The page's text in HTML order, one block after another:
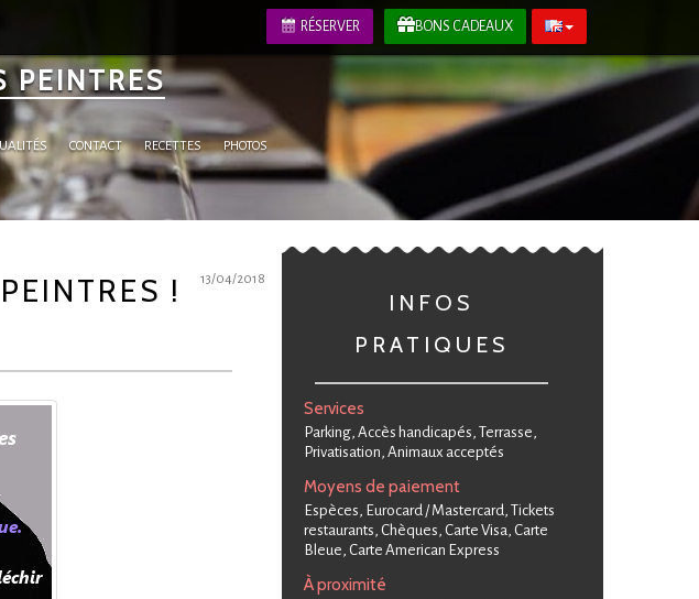
BONS CADEAUX
RÉSERVER
PEINTRES
CONTACT RECETTES PHOTOS
13/04/2018
!
INFOS
PRATIQUES
Services
Parking, Accès handicapés, Terrasse,
Privatisation, Animaux acceptés
Moyens de paiement
Espèces, Eurocard / Mastercard, Tickets
restaurants, Chèques, Carte Visa, Carte
Bleue, Carte American Express
À proximité